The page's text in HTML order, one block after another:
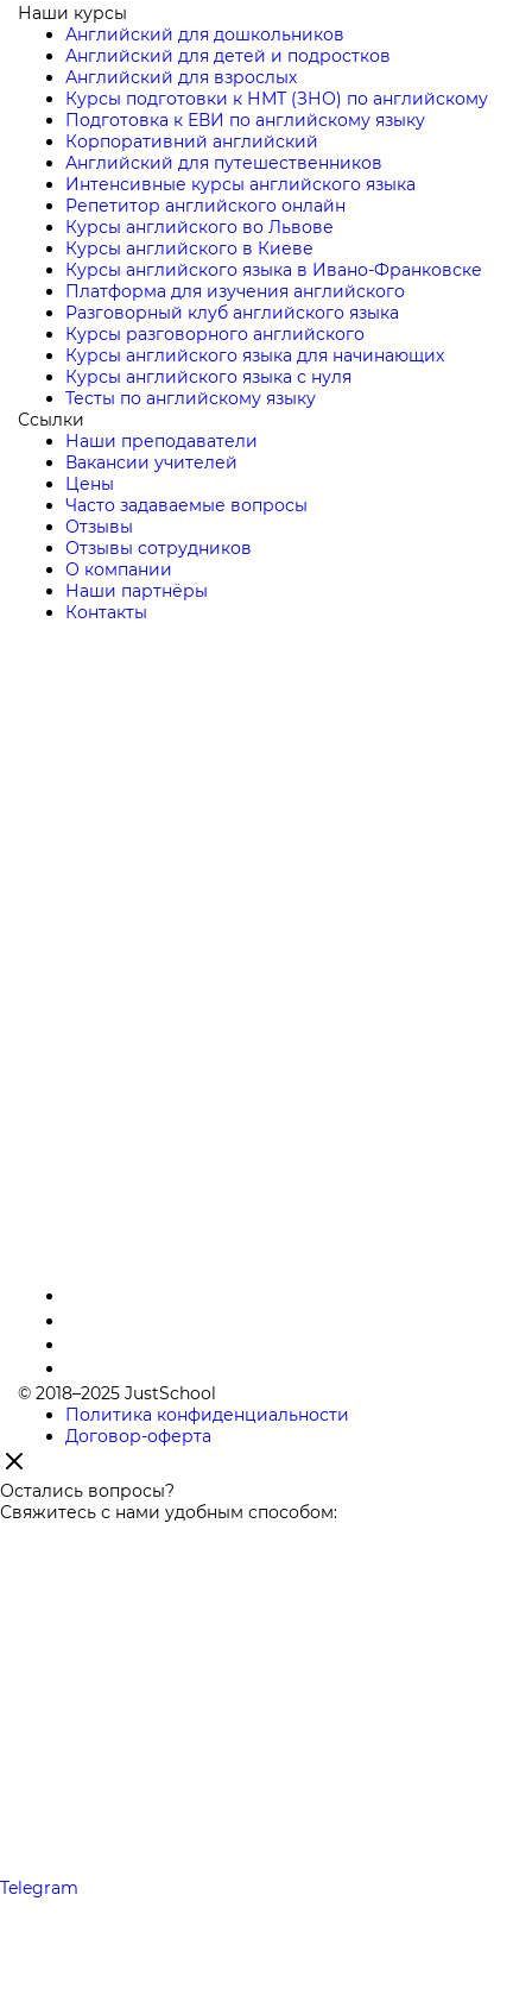
Наши курсы
Английский для дошкольников
Английский для детей и подростков
Английский для взрослых
Курсы подготовки к НМТ (ЗНО) по английскому
Подготовка к ЕВИ по английскому языку
Корпоративний английский
Английский для путешественников
Интенсивные курсы английского языка
Репетитор английского онлайн
Курсы английского во Львове
Курсы английского в Киеве
Курсы английского языка в Ивано-Франковске
Платформа для изучения английского
Разговорный клуб английского языка
Курсы разговорного английского
Курсы английского языка для начинающих
Курсы английского языка с нуля
Тесты по английскому языку
Ссылки
Наши преподаватели
Вакансии учителей
Цены
Часто задаваемые вопросы
Отзывы
Отзывы сотрудников
О компании
Наши партнёры
Контакты
© 2018–2025 JustSchool
Политика конфиденциальности
Договор-оферта
Остались вопросы?
Свяжитесь с нами удобным способом:
Telegram